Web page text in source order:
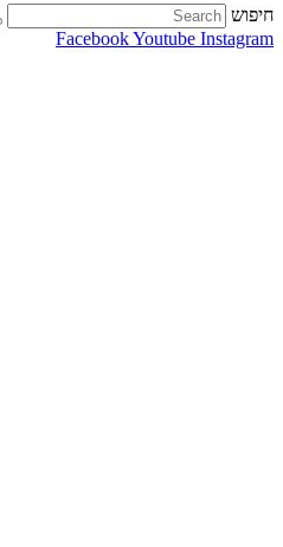
FacebookYoutube